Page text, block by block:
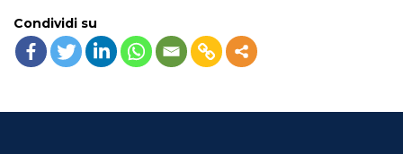
Condividi su